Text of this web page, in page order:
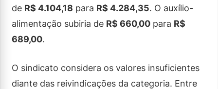
de R$ 4.104,18 para R$ 4.284,35. O auxílio-
alimentação subiria de R$ 660,00 para R$
689,00.
O sindicato considera os valores insuficientes
diante das reivindicações da categoria. Entre